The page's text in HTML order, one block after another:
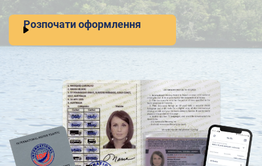
Розпочати оформлення